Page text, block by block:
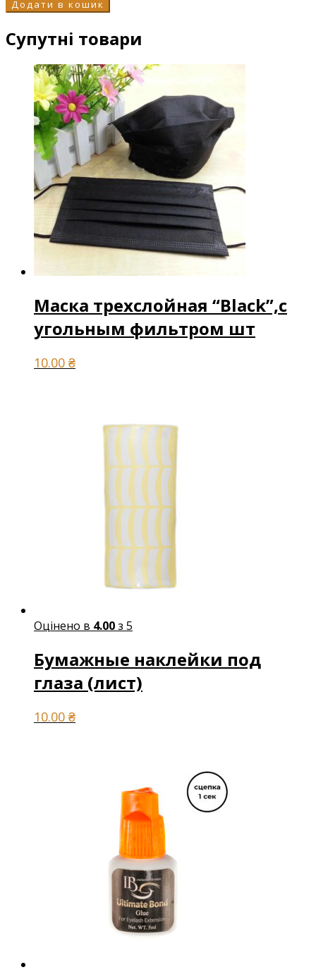
Додати в кошик
Супутні товари
Маска трехслойная “Black”,с
угольным фильтром шт
10.00 ₴
Оцінено в 4.00з 5
Бумажные наклейки под
глаза (лист)
10.00 ₴